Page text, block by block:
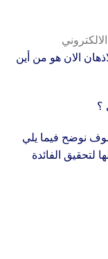
الان هو من أين
؟
نوضح فيما يلي
لتحقيق الفائدة